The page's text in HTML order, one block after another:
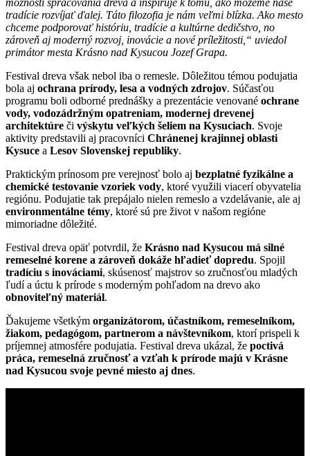
tradície rozvíjať ďalej. Táto filozofia je nám veľmi blízka. Ako mesto
chceme podporovať históriu, tradície a kultúrne dedičstvo, no
zároveň aj moderný rozvoj, inovácie a nové príležitosti,“ uviedol
primátor mesta Krásno nad Kysucou Jozef Grapa.
Festival dreva však nebol iba o remesle. Dôležitou témou podujatia
bola aj ochrana prírody, lesa a vodných zdrojov. Súčasťou
programu boli odborné prednášky a prezentácie venované ochrane
vody, vodozádržným opatreniam, modernej drevenej
architektúre či výskytu veľkých šeliem na Kysuciach. Svoje
aktivity predstavili aj pracovníci Chránenej krajinnej oblasti
Kysuce a Lesov Slovenskej republiky.
Praktickým prínosom pre verejnosť bolo aj bezplatné fyzikálne a
chemické testovanie vzoriek vody, ktoré využili viacerí obyvatelia
regiónu. Podujatie tak prepájalo nielen remeslo a vzdelávanie, ale aj
environmentálne témy, ktoré sú pre život v našom regióne
mimoriadne dôležité.
Festival dreva opäť potvrdil, že Krásno nad Kysucou má silné
remeselné korene a zároveň dokáže hľadieť dopredu. Spojil
tradíciu s inováciami, skúsenosť majstrov so zručnosťou mladých
ľudí a úctu k prírode s moderným pohľadom na drevo ako
obnoviteľný materiál.
Ďakujeme všetkým organizátorom, účastníkom, remeselníkom,
žiakom, pedagógom, partnerom a návštevníkom, ktorí prispeli k
príjemnej atmosfére podujatia. Festival dreva ukázal, že poctivá
práca, remeselná zručnosť a vzťah k prírode majú v Krásne
nad Kysucou svoje pevné miesto aj dnes.